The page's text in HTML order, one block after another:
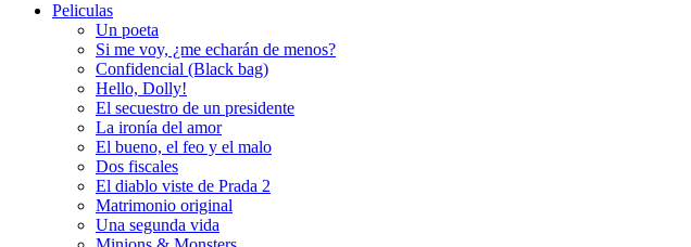
Peliculas
Un poeta
Si me voy, ¿me echarán de menos?
Confidencial (Black bag)
Hello, Dolly!
El secuestro de un presidente
La ironía del amor
El bueno, el feo y el malo
Dos fiscales
El diablo viste de Prada 2
Matrimonio original
Una segunda vida